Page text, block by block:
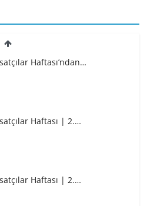
Haftası’ndan…
Haftası | 2.…
Haftası | 2.…